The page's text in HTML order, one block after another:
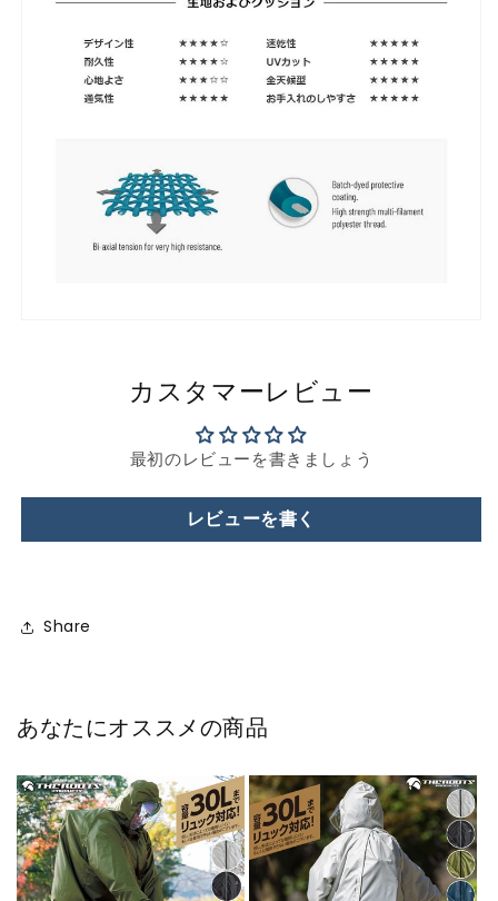
カスタマーレビュー
最初のレビューを書きましょう
レビューを書く
Share
あなたにオススメの商品